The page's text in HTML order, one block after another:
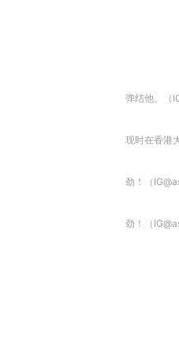
弹结他。（
现时在香港
劲！（
劲！（